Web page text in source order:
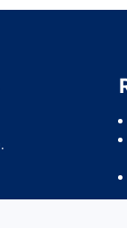
się w nowym